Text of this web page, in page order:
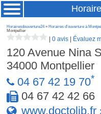
Horairesdouverture24» Horaires d'ouverture à
Montpellier
|0 avis Évaluez
120 Avenue Nina
34000 Montpellier
04 67 42 19 70*
04 67 42 42 66
www.doctolib.fr